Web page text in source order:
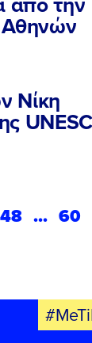
Αθηνών
Νίκη
48 ... 60